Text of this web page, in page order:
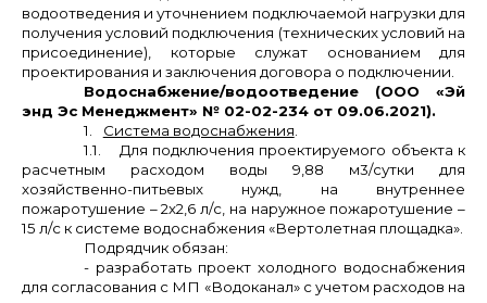
водоотведения и уточнением подключаемой нагрузки для
получения условий подключения (технических условий на
присоединение), которые служат основанием для
проектирования и заключения договора о подключении.
Водоснабжение/водоотведение (ООО «Эй
энд Эс Менеджмент» № 02-02-234 от 09.06.2021).
1.
Система водоснабжения.
1.1.
Для подключения проектируемого объекта к
расчетным расходом воды 9,88 м3/сутки для
хозяйственно-питьевых нужд, на внутреннее
пожаротушение – 2х2,6 л/с, на наружное пожаротушение –
15 л/с к системе водоснабжения «Вертолетная площадка».
Подрядчик обязан:
- разработать проект холодного водоснабжения
для согласования с МП «Водоканал» с учетом расходов на